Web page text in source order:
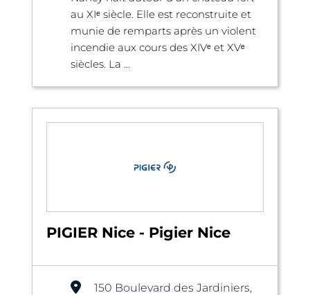
au XIᵉ siècle. Elle est reconstruite et
munie de remparts après un violent
incendie aux cours des XIVᵉ et XVᵉ
siècles. La ...
PIGIER Nice - Pigier Nice
150 Boulevard des Jardiniers,